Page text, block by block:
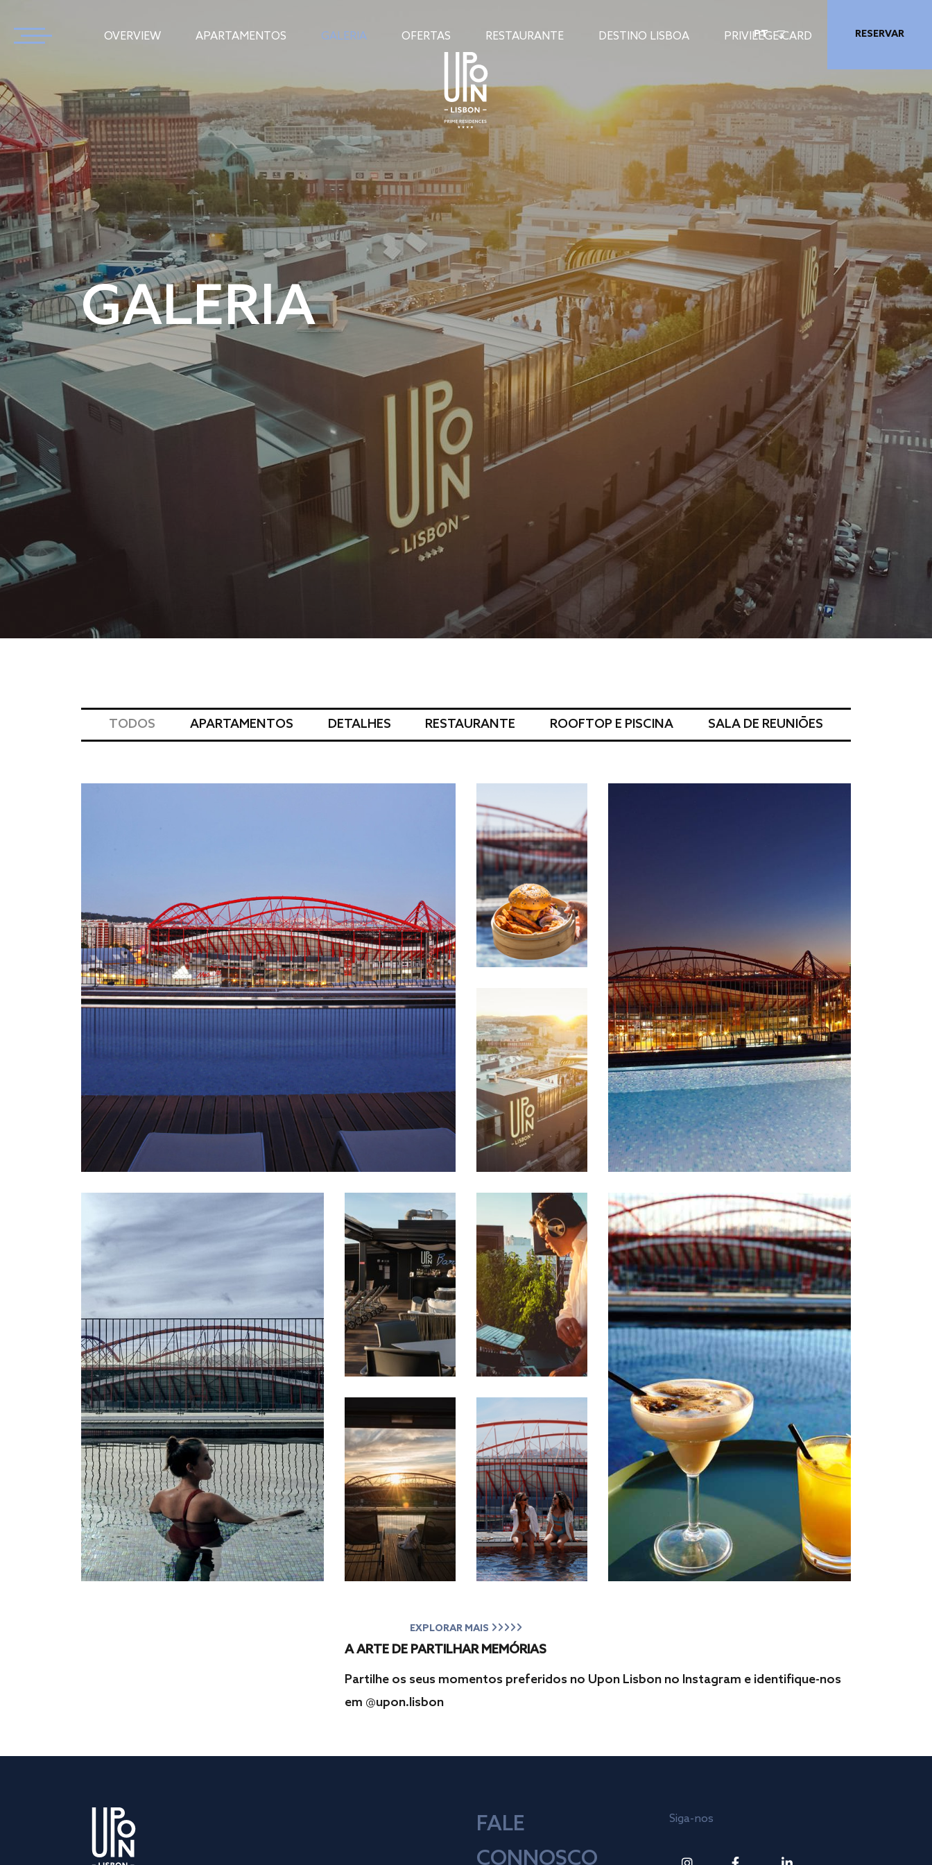
OVERVIEW APARTAMENTOS GALERIA OFERTAS RESTAURANTE DESTINO LISBOA PRIVILEGE CARD
PT RESERVAR
GALERIA
TODOS APARTAMENTOS DETALHES RESTAURANTE ROOFTOP E PISCINA SALA DE REUNIÕES
EXPLORAR MAIS
A ARTE DE PARTILHAR MEMÓRIAS
Partilhe os seus momentos preferidos no Upon Lisbon no Instagram e identifique-nos
em @upon.lisbon
FALE
CONNOSCO
Siga-nos